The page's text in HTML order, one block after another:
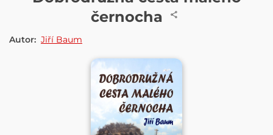
černocha
Autor: Jiří Baum